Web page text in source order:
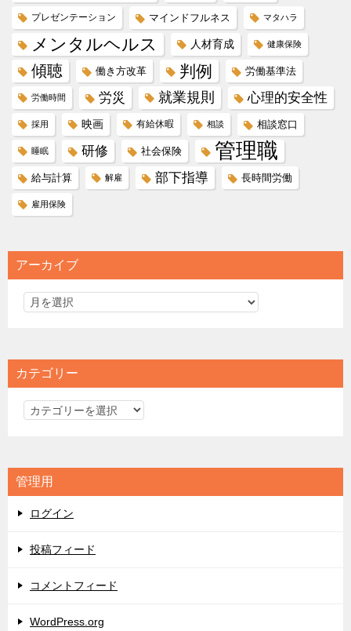
プレゼンテーション マインドフルネス マタハラ
メンタルヘルス 人材育成 健康保険
傾聴 働き方改革 判例 労働基準法
労働時間 労災 就業規則 心理的安全性
採用 映画 有給休暇 相談 相談窓口
睡眠 研修 社会保険 管理職
給与計算 解雇 部下指導 長時間労働
雇用保険
アーカイブ
カテゴリー
カ
リ
ー
管理用
ログイン
投稿フィード
コメントフィード
WordPress.org